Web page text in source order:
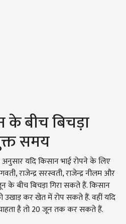
बीच बिचड़ा
समय
यदि किसान भाई रोपने के लिए
राजेन्द्र सरस्वती, राजेन्द्र नीलम और
के बीच बिचड़ा गिरा सकते हैं. किसान
उखाड़ कर खेत में रोप सकते हैं. वहीं यदि
है तो 20 जून तक कर सकते हैं.